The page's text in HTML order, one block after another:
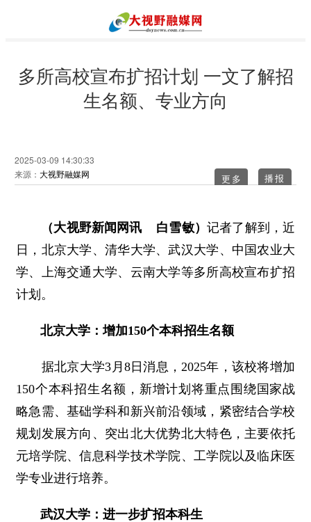
多所高校宣布扩招计划 一文了解招
生名额、专业方向
2025-03-09 14:30:33
来源： 大视野融媒网 更多
（大视野新闻网讯 白雪敏） 记者了解到，近
日，北京大学、清华大学、武汉大学、中国农业大
学、上海交通大学、云南大学等多所高校宣布扩招
计划。
北京大学：增加150个本科招生名额
据北京大学3月8日消息，2025年，该校将增加
150个本科招生名额，新增计划将重点围绕国家战
略急需、基础学科和新兴前沿领域，紧密结合学校
规划发展方向、突出北大优势北大特色，主要依托
元培学院、信息科学技术学院、工学院以及临床医
学专业进行培养。
武汉大学：进一步扩招本科生